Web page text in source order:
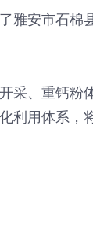
雅安市石
采、重钙
利用体系